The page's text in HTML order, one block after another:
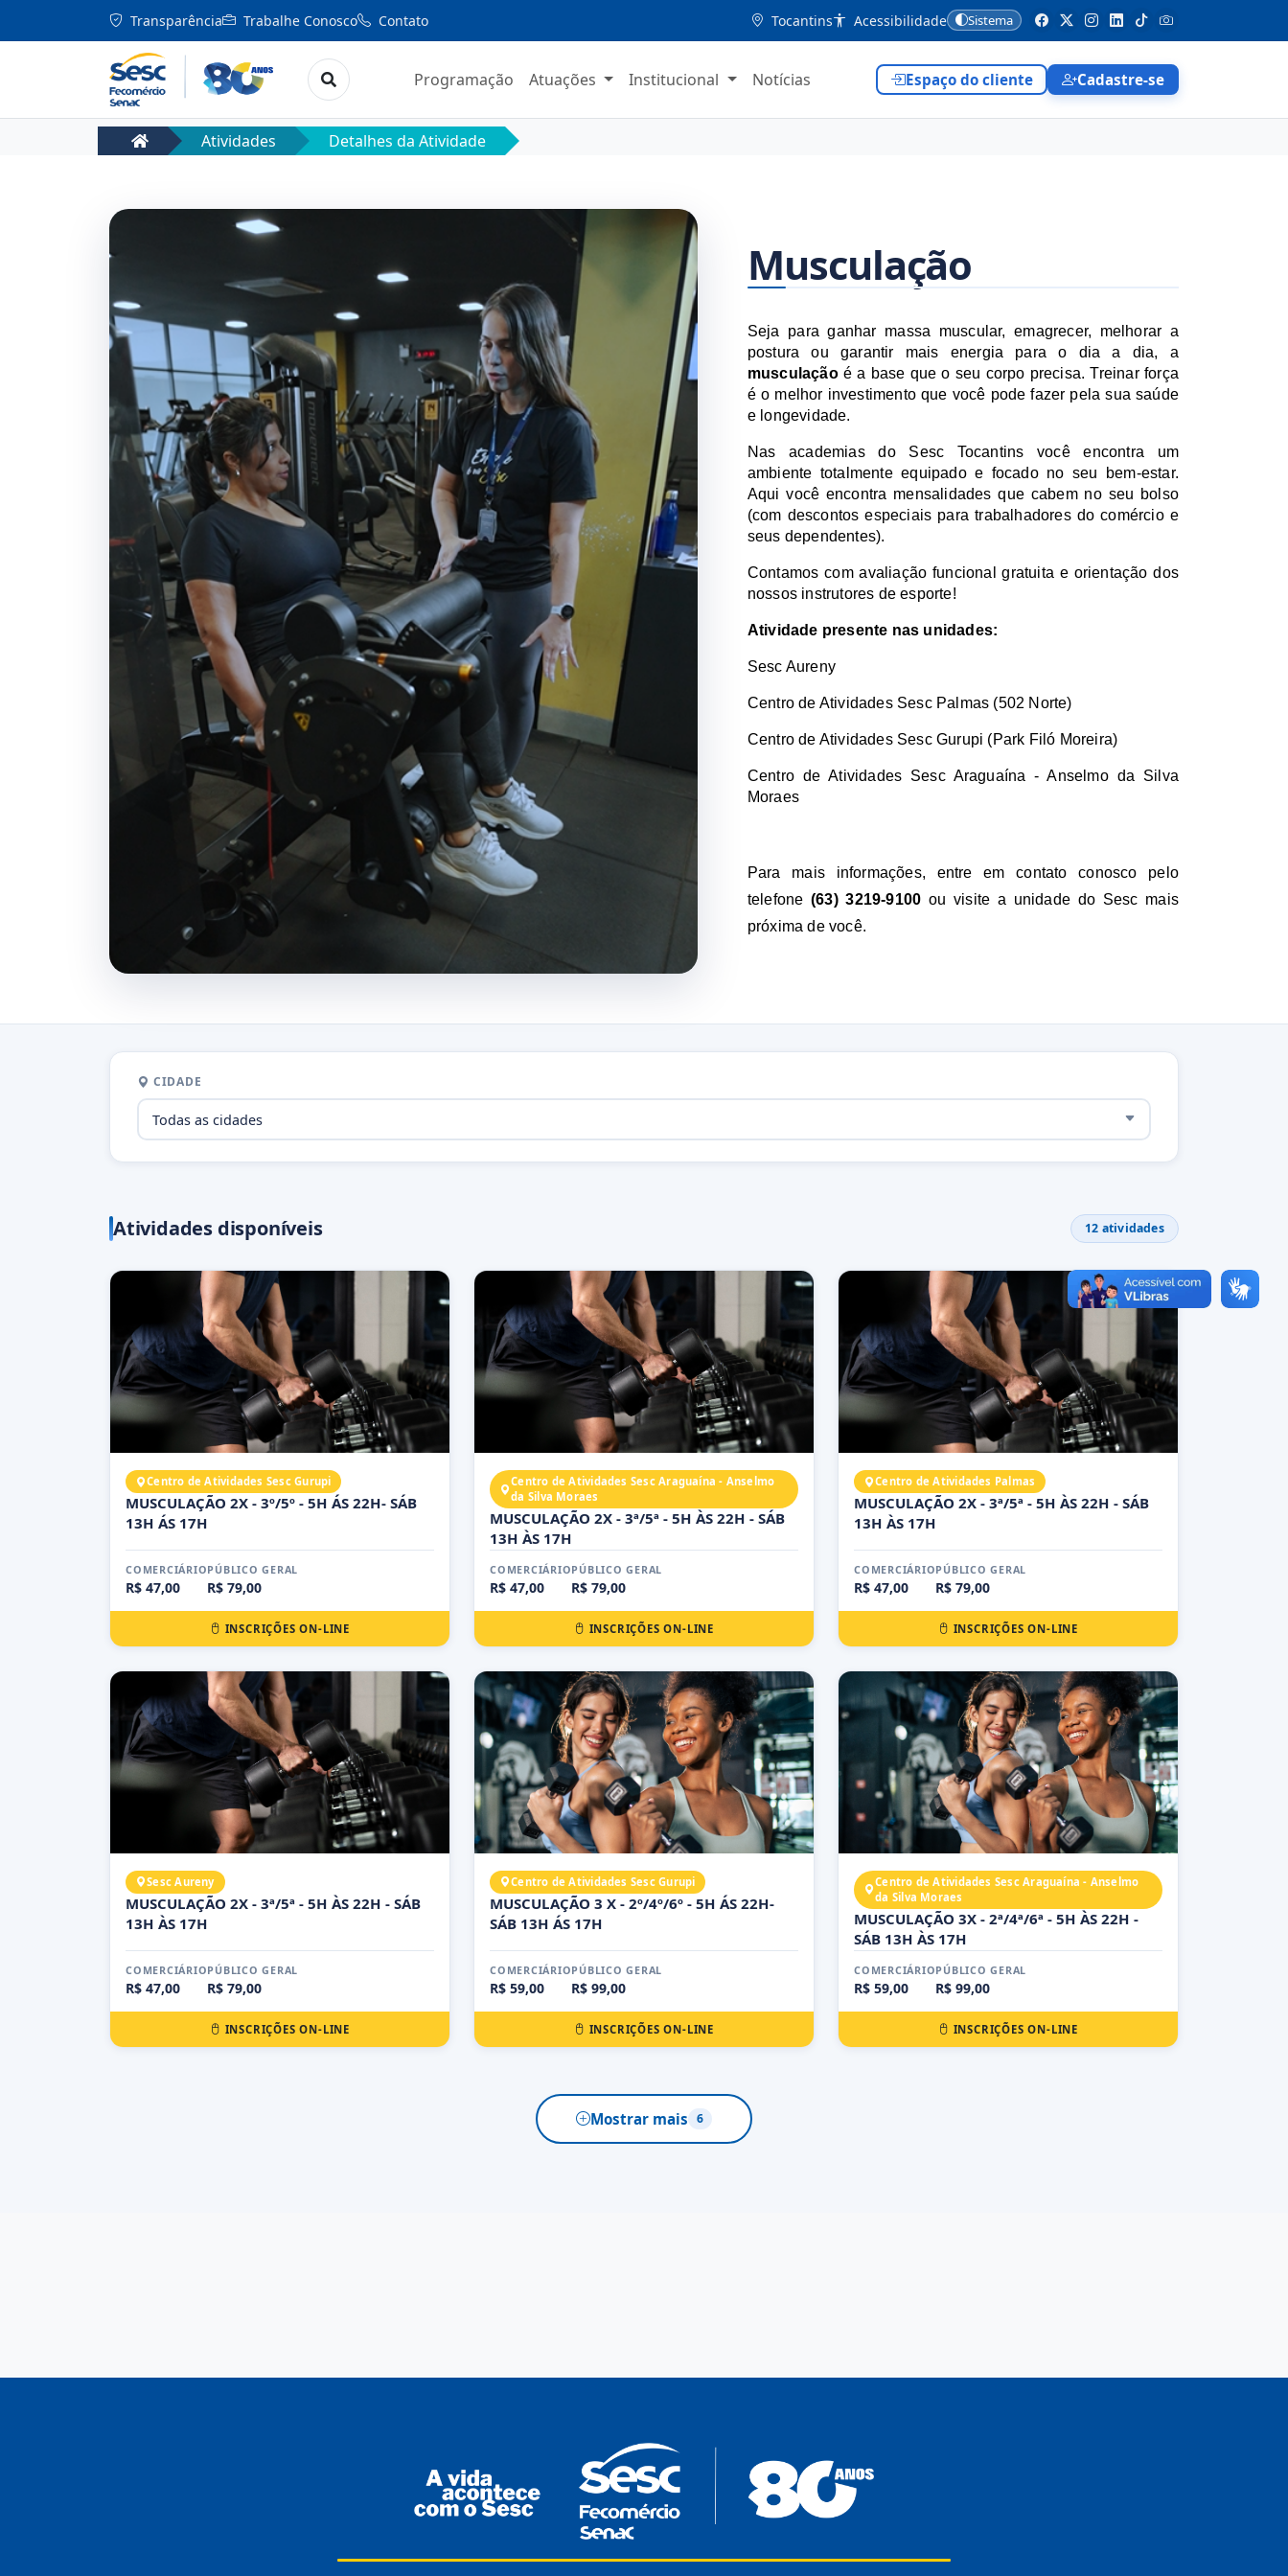
Transparência Trabalhe Conosco Contato Tocantins Acessibilidade Sistema
Programação Atuações Institucional Notícias Espaço do cliente Cadastre-se
Atividades Detalhes da Atividade
Musculação
Seja para ganhar massa muscular, emagrecer, melhorar a
musculação é a base que o seu corpo precisa. Treinar força
é o melhor investimento que você pode fazer pela sua saúde
e longevidade.
Nas academias do Sesc Tocantins você encontra um
ambiente totalmente equipado e focado no seu bem-estar.
Aqui você encontra mensalidades que cabem no seu bolso
(com descontos especiais para trabalhadores do comércio e
seus dependentes).
Contamos com avaliação funcional gratuita e orientação dos
nossos instrutores de esporte!
Atividade presente nas unidades:
Sesc Aureny
Centro de Atividades Sesc Palmas (502 Norte)
Centro de Atividades Sesc Gurupi (Park Filó Moreira)
Centro de Atividades Sesc Araguaína - Anselmo da Silva
Moraes
Para mais informações, entre em contato conosco pelo
telefone (63) 3219-9100 ou visite a unidade do Sesc mais
próxima de você.
CIDADE
Atividades disponíveis 12 atividades
Centro de Atividades Sesc Gurupi
MUSCULAÇÃO 2X - 3º/5º - 5H ÁS 22H- SÁB
13H ÁS 17H
COMERCIÁRIO
R$ 47,00
PÚBLICO GERAL
R$ 79,00
INSCRIÇÕES ON-LINE
Centro de Atividades Sesc Araguaína - Anselmo
da Silva Moraes
MUSCULAÇÃO 2X - 3ª/5ª - 5H ÀS 22H - SÁB
13H ÀS 17H
COMERCIÁRIO
R$ 47,00
PÚBLICO GERAL
R$ 79,00
INSCRIÇÕES ON-LINE
Centro de Atividades Palmas
MUSCULAÇÃO 2X - 3ª/5ª - 5H ÀS 22H - SÁB
13H ÀS 17H
COMERCIÁRIO
R$ 47,00
PÚBLICO GERAL
R$ 79,00
INSCRIÇÕES ON-LINE
Sesc Aureny
MUSCULAÇÃO 2X - 3ª/5ª - 5H ÀS 22H - SÁB
13H ÀS 17H
COMERCIÁRIO
R$ 47,00
PÚBLICO GERAL
R$ 79,00
INSCRIÇÕES ON-LINE
Centro de Atividades Sesc Gurupi
MUSCULAÇÃO 3 X - 2º/4º/6º - 5H ÁS 22H-
SÁB 13H ÁS 17H
COMERCIÁRIO
R$ 59,00
PÚBLICO GERAL
R$ 99,00
INSCRIÇÕES ON-LINE
Centro de Atividades Sesc Araguaína - Anselmo
da Silva Moraes
MUSCULAÇÃO 3X - 2ª/4ª/6ª - 5H ÀS 22H -
SÁB 13H ÀS 17H
COMERCIÁRIO
R$ 59,00
PÚBLICO GERAL
R$ 99,00
INSCRIÇÕES ON-LINE
Mostrar mais 6